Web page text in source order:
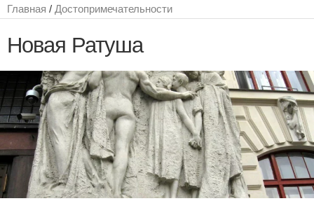
Главная / Достопримечательности
Новая Ратуша